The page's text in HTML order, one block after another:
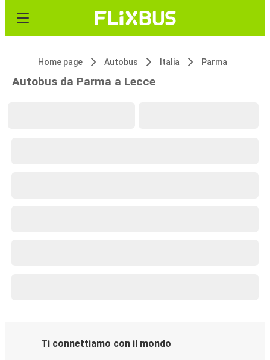
Home page Autobus Italia Parma
Autobus da Parma a Lecce
Ti connettiamo con il mondo